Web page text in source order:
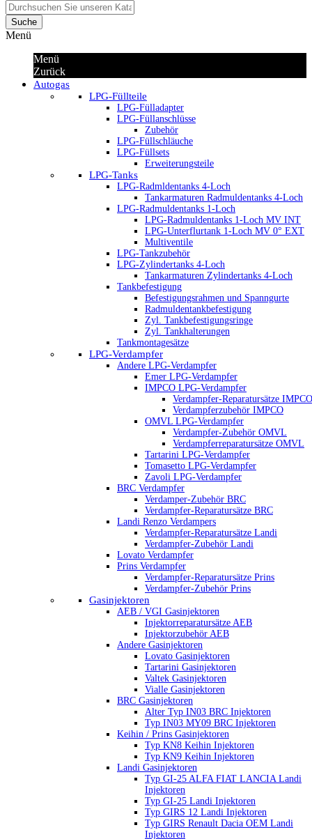
Suche
Menü
Menü
Zurück
Autogas
LPG-Füllteile
LPG-Fülladapter
LPG-Füllanschlüsse
Zubehör
LPG-Füllschläuche
LPG-Füllsets
Erweiterungsteile
LPG-Tanks
LPG-Radmldentanks 4-Loch
Tankarmaturen Radmuldentanks 4-Loch
LPG-Radmuldentanks 1-Loch
LPG-Radmuldentanks 1-Loch MV INT
LPG-Unterflurtank 1-Loch MV 0° EXT
Multiventile
LPG-Tankzubehör
LPG-Zylindertanks 4-Loch
Tankarmaturen Zylindertanks 4-Loch
Tankbefestigung
Befestigungsrahmen und Spanngurte
Radmuldentankbefestigung
Zyl. Tankbefestigungsringe
Zyl. Tankhalterungen
Tankmontagesätze
LPG-Verdampfer
Andere LPG-Verdampfer
Emer LPG-Verdampfer
IMPCO LPG-Verdampfer
Verdampfer-Reparatursätze IMPCO
Verdampferzubehör IMPCO
OMVL LPG-Verdampfer
Verdampfer-Zubehör OMVL
Verdampferreparatursätze OMVL
Tartarini LPG-Verdampfer
Tomasetto LPG-Verdampfer
Zavoli LPG-Verdampfer
BRC Verdampfer
Verdamper-Zubehör BRC
Verdampfer-Reparatursätze BRC
Landi Renzo Verdampers
Verdampfer-Reparatursätze Landi
Verdampfer-Zubehör Landi
Lovato Verdampfer
Prins Verdampfer
Verdampfer-Reparatursätze Prins
Verdampfer-Zubehör Prins
Gasinjektoren
AEB / VGI Gasinjektoren
Injektorreparatursätze AEB
Injektorzubehör AEB
Andere Gasinjektoren
Lovato Gasinjektoren
Tartarini Gasinjektoren
Valtek Gasinjektoren
Vialle Gasinjektoren
BRC Gasinjektoren
Alter Typ IN03 BRC Injektoren
Typ IN03 MY09 BRC Injektoren
Keihin / Prins Gasinjektoren
Typ KN8 Keihin Injektoren
Typ KN9 Keihin Injektoren
Landi Gasinjektoren
Typ GI-25 ALFA FIAT LANCIA Landi
Injektoren
Typ GI-25 Landi Injektoren
Typ GIRS 12 Landi Injektoren
Typ GIRS Renault Dacia OEM Landi
Injektoren